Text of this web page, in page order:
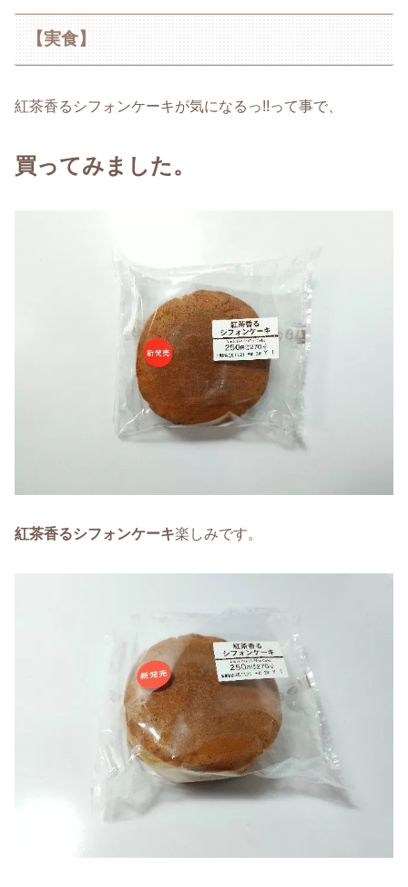
【実食】
紅茶香るシフォンケーキが気になるっ!!って事で、
買ってみました。
紅茶香るシフォンケーキ楽しみです。